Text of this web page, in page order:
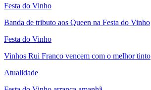
Festa do Vinho
Banda de tributo aos Queen na Festa do Vinho
Festa do Vinho
Vinhos Rui Franco vencem com o melhor tinto
Atualidade